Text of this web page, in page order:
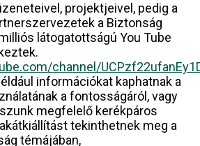
projektjeivel, pedig a
a Biztonság
látogatottságú You Tube
channel/
információkat kaphatnak a
a fontosságáról, vagy
megfelelő kerékpáros
tekinthetnek meg a
témájában,